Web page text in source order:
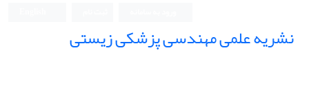
نشریه علمی مهندسی پزشکی زیستی